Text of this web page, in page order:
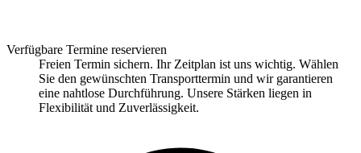
Verfügbare Termine reservieren
Freien Termin sichern. Ihr Zeitplan ist uns wichtig. Wählen
Sie den gewünschten Transporttermin und wir garantieren
eine nahtlose Durchführung. Unsere Stärken liegen in
Flexibilität und Zuverlässigkeit.